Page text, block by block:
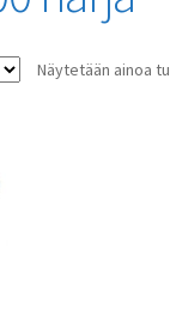
Näytetään ainoa